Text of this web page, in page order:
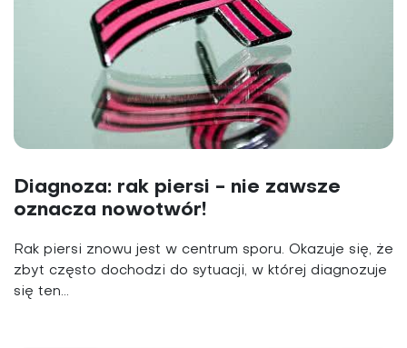
Diagnoza: rak piersi - nie zawsze
oznacza nowotwór!
Rak piersi znowu jest w centrum sporu. Okazuje się, że
zbyt często dochodzi do sytuacji, w której diagnozuje
się ten...